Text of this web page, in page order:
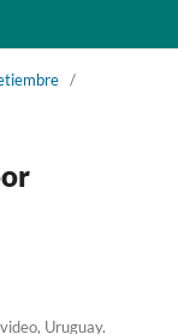
/
Uruguay.